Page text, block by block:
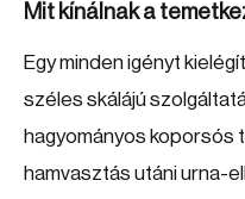
Mit kínálnak a
Egy minden igényt
széles skálájú
hagyományos koporsós
hamvasztás utáni urna-